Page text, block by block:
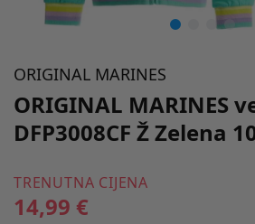
ORIGINAL MARINES
ORIGINAL MARINES
DFP3008CF Ž Zelena
TRENUTNA CIJENA
14,99 €